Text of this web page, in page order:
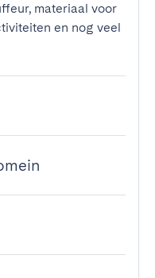
materiaal voor
en nog veel